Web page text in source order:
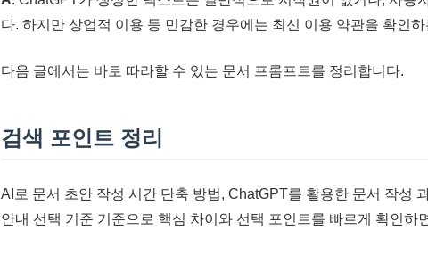
다. 하지만 상업적 이용 등 민감한 경우에는 최신 이용 약관을 확인
다음 글에서는 바로 따라할 수 있는 문서 프롬프트를 정리합니다.
검색 포인트 정리
AI로 문서 초안 작성 시간 단축 방법, ChatGPT를 활용한 문서 작성
안내 선택 기준 기준으로 핵심 차이와 선택 포인트를 빠르게 확인하